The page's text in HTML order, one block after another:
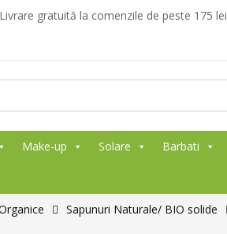
gratuită la comenzile de peste 175 lei
Make-up Solare Barbati
Sapunuri Naturale/ BIO solide